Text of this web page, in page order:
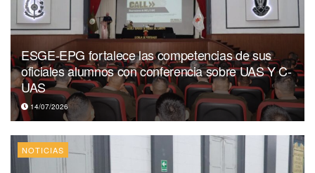
ESGE-EPG fortalece las competencias de sus
oficiales alumnos con conferencia sobre UAS Y C-
UAS
14/07/2026
NOTICIAS